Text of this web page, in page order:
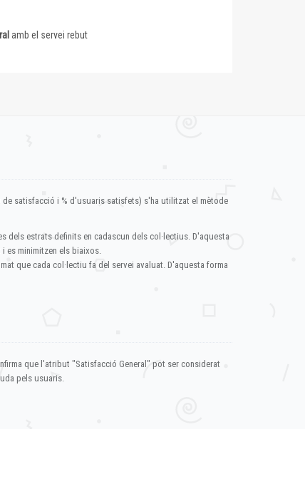
amb el servei rebut
satisfacció i % d'usuaris satisfets) s'ha utilitzat el mètode
dels estrats definits en cadascun dels col·lectius. D'aquesta
es minimitzen els biaixos.
que cada col·lectiu fa del servei avaluat. D'aquesta forma
que l'atribut "Satisfacció General" pot ser considerat
pels usuaris.